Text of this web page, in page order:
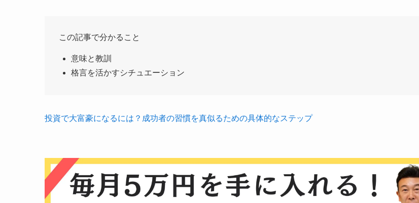
この記事で分かること
意味と教訓
格言を活かすシチュエーション
投資で大富豪になるには？成功者の習慣を真似るための具体的なステップ